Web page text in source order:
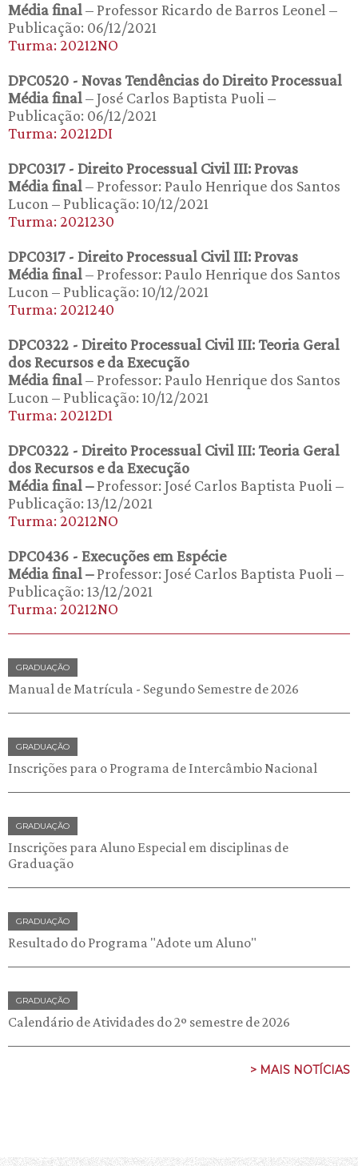
Média final– Professor Ricardo de Barros Leonel –
Publicação: 06/12/2021
Turma: 20212NO
DPC0520 - Novas Tendências do Direito Processual
Média final– José Carlos Baptista Puoli –
Publicação: 06/12/2021
Turma: 20212DI
DPC0317 - Direito Processual Civil III: Provas
Média final– Professor: Paulo Henrique dos Santos
Lucon – Publicação: 10/12/2021
Turma: 2021230
DPC0317 - Direito Processual Civil III: Provas
Média final– Professor: Paulo Henrique dos Santos
Lucon – Publicação: 10/12/2021
Turma: 2021240
DPC0322 - Direito Processual Civil III: Teoria Geral
dos Recursos e da Execução
Média final– Professor: Paulo Henrique dos Santos
Lucon – Publicação: 10/12/2021
Turma: 20212D1
DPC0322 - Direito Processual Civil III: Teoria Geral
dos Recursos e da Execução
Média final –Professor: José Carlos Baptista Puoli –
Publicação: 13/12/2021
Turma: 20212NO
DPC0436 - Execuções em Espécie
Média final –Professor: José Carlos Baptista Puoli –
Publicação: 13/12/2021
Turma: 20212NO
GRADUAÇÃO
Manual de Matrícula - Segundo Semestre de 2026
GRADUAÇÃO
Inscrições para o Programa de Intercâmbio Nacional
GRADUAÇÃO
Inscrições para Aluno Especial em disciplinas de
Graduação
GRADUAÇÃO
Resultado do Programa "Adote um Aluno"
GRADUAÇÃO
Calendário de Atividades do 2º semestre de 2026
> MAIS NOTÍCIAS